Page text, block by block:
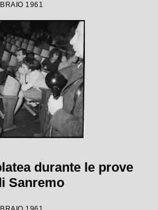
1961
durante le prove
Sanremo